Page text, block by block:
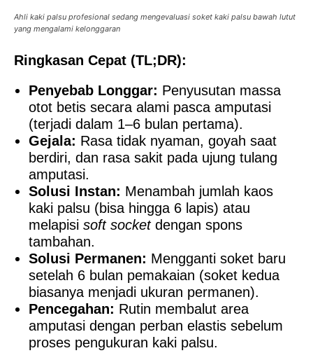
Ahli kaki palsu profesional sedang mengevaluasi soket kaki palsu bawah lutut
yang mengalami kelonggaran
Ringkasan Cepat (TL;DR):
Penyebab Longgar: Penyusutan massa
otot betis secara alami pasca amputasi
(terjadi dalam 1–6 bulan pertama).
Gejala: Rasa tidak nyaman, goyah saat
berdiri, dan rasa sakit pada ujung tulang
amputasi.
Solusi Instan: Menambah jumlah kaos
kaki palsu (bisa hingga 6 lapis) atau
melapisi soft socketdengan spons
tambahan.
Solusi Permanen: Mengganti soket baru
setelah 6 bulan pemakaian (soket kedua
biasanya menjadi ukuran permanen).
Pencegahan: Rutin membalut area
amputasi dengan perban elastis sebelum
proses pengukuran kaki palsu.